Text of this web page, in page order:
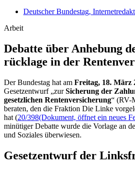
Deutscher Bundestag,
Arbeit
Debatte über Anhebung
rücklage in der
Der Bundestag hat am Freitag, 18. März
Gesetzentwurf „zurSicherung der
gesetzlichen Rentenversicherung“ (RV-
beraten, den die Fraktion Die Linke
hat (20/398(Dokument, öffnet ein neues
minütiger Debatte wurde die Vorlage an
und Soziales überwiesen.
Gesetzentwurf der